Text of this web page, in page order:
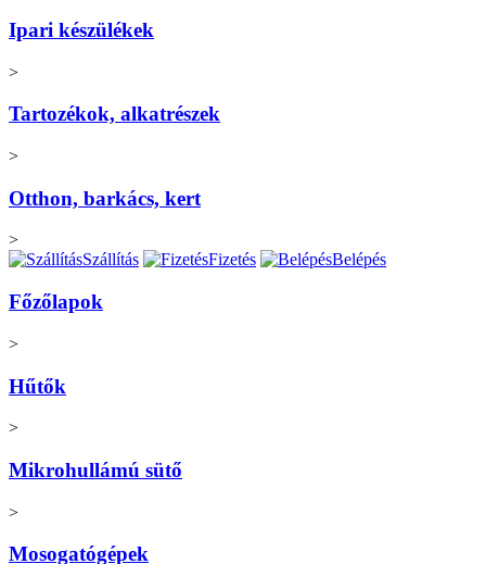
Ipari készülékek
>
Tartozékok, alkatrészek
>
Otthon, barkács, kert
>
Szállítás
Fizetés Belépés
Főzőlapok
>
Hűtők
>
Mikrohullámú sütő
>
Mosogatógépek